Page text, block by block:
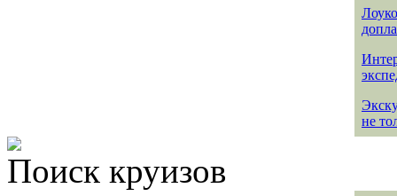
не
Поиск круизов